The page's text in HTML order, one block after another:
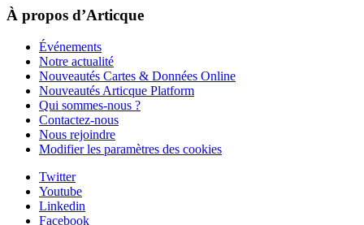
À propos d’Articque
Événements
Notre actualité
Nouveautés Cartes & Données Online
Nouveautés Articque Platform
Qui sommes-nous ?
Contactez-nous
Nous rejoindre
Modifier les paramètres des cookies
Twitter
Youtube
Linkedin
Facebook